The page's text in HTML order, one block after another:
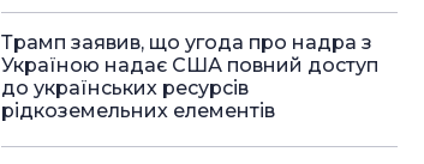
Трамп заявив, що угода про надра з
Україною надає США повний доступ
до українських ресурсів
рідкоземельних елементів